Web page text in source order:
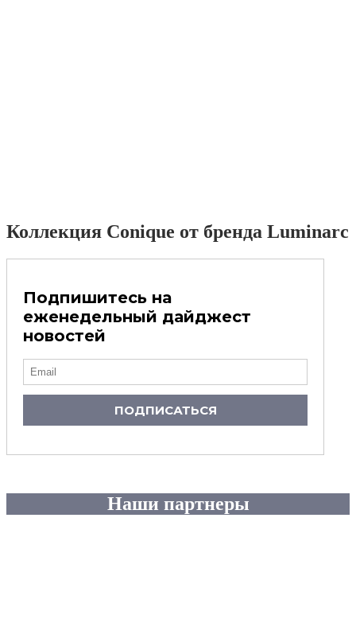
Коллекция Conique от бренда Luminarc
Подпишитесь на
еженедельный дайджест
новостей
ПОДПИСАТЬСЯ
Наши партнеры